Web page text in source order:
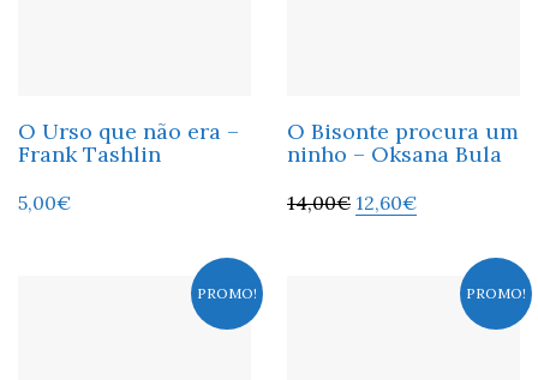
O Urso que não era –
Frank Tashlin
5,00€
O Bisonte procura um
ninho – Oksana Bula
14,00€ 12,60€
PROMO! PROMO!